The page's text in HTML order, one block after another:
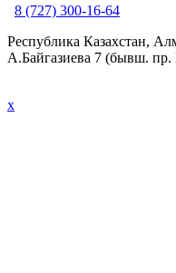
8 (727) 300-16-64
Республика Казахстан,
А.Байгазиева 7 (бывш.
x